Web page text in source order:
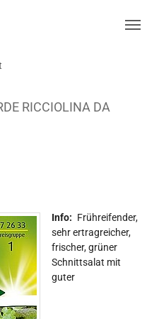
RICCIOLINA DA
Info: Frühreifender,
sehr ertragreicher,
frischer, grüner
Schnittsalat mit
guter